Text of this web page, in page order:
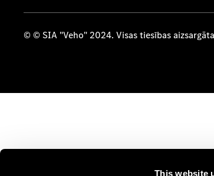
This website
© © SIA "Veho" 2024. Visas tiesības